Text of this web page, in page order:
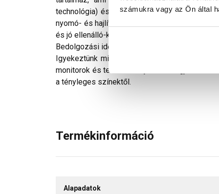
számukra vagy az Ön által
technológia) és foltosodásálló lesz. A
nyomó- és hajlítószilárdságú, fagyás-
és jó ellenálló-képesség jellemzi a gyenge (pH
Bedolgozási idő: kb. 2 óra, járható: kb. 24 óra
Igyekeztünk minden technikailag lehetséges
monitorok és telefonok kijelzőin megjelenő
a tényleges színektől.
Termékinformáció
Alapadatok